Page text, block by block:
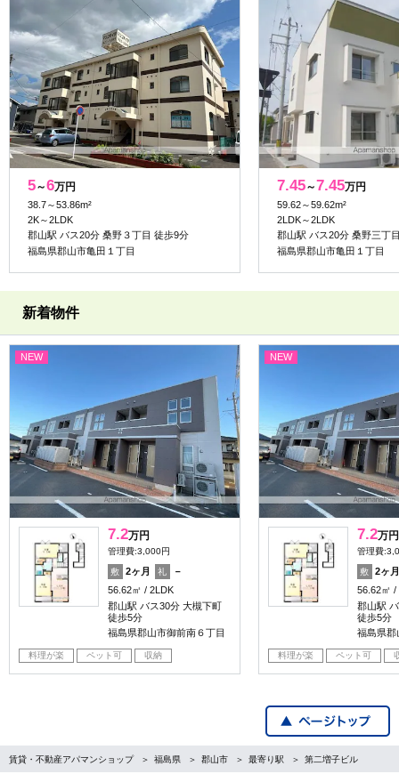
5～6万円
38.7～53.86m²
2K～2LDK
郡山駅 バス20分 桑野３丁目 徒歩9分
福島県郡山市亀田１丁目
7.45～7.45万円
59.62～59.62m²
2LDK～2LDK
郡山駅 バス20分 桑野三丁
福島県郡山市亀田１丁目
新着物件
NEW
7.2万円
管理費:3,000円
敷 2ヶ月 礼
－
56.62㎡
2LDK
郡山駅 バス30分 大槻下町
徒歩5分
福島県郡山市御前南６丁目
料理が楽 ペット可 収納
NEW
7.2万円
管理費
敷
2ヶ月
56.62㎡
郡山駅
徒歩5分
福島県郡
料理が楽 ペット可
賃貸・不動産アパマンショップ 福島県 郡山市 最寄り駅 第二増子ビル